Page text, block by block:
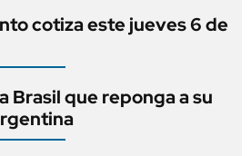
cotiza este jueves 6 de
Brasil que reponga a su